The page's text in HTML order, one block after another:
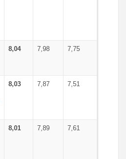
8,04 7,98 7,75
8,03 7,87 7,51
8,01 7,89 7,61